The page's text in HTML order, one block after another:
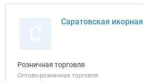
Саратовская
Розничная торговля
Оптово-розничная торговля.